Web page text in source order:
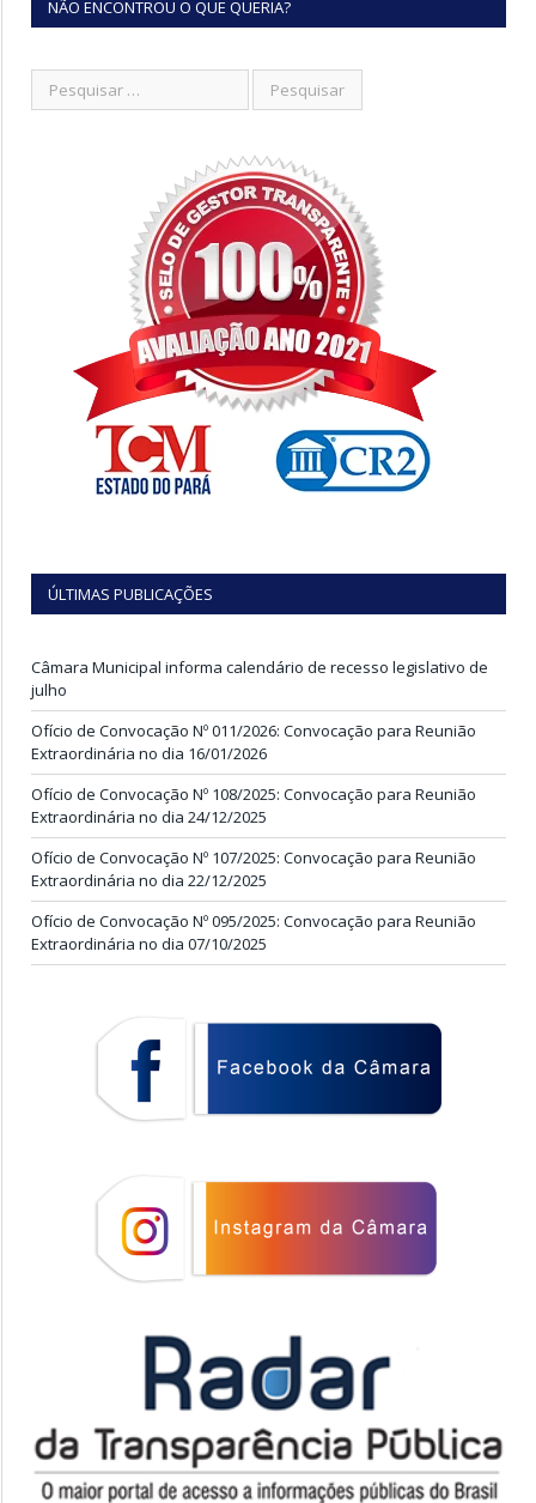
NÃO ENCONTROU O QUE QUERIA?
ÚLTIMAS PUBLICAÇÕES
Câmara Municipal informa calendário de recesso legislativo de
julho
Ofício de Convocação Nº 011/2026: Convocação para Reunião
Extraordinária no dia 16/01/2026
Ofício de Convocação Nº 108/2025: Convocação para Reunião
Extraordinária no dia 24/12/2025
Ofício de Convocação Nº 107/2025: Convocação para Reunião
Extraordinária no dia 22/12/2025
Ofício de Convocação Nº 095/2025: Convocação para Reunião
Extraordinária no dia 07/10/2025